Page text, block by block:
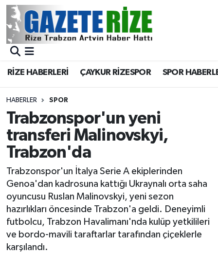
RİZE HABERLERİ ÇAYKUR RİZESPOR SPOR
HABERLER SPOR
Trabzonspor'un yeni
transferi Malinovskyi,
Trabzon'da
Trabzonspor'un İtalya Serie A ekiplerinden
Genoa'dan kadrosuna kattığı Ukraynalı orta saha
oyuncusu Ruslan Malinovskyi, yeni sezon
hazırlıkları öncesinde Trabzon'a geldi. Deneyimli
futbolcu, Trabzon Havalimanı'nda kulüp yetkilileri
ve bordo-mavili taraftarlar tarafından çiçeklerle
karşılandı.
BÖLGEMİZ
Asayiş
Rize Jandarma Komutanlığı
Bilim Teknoloji
Advertising news
Canlı Maç
ÇEVRE
Merkez Nöbetçi Eczaneler
Merkez Trafik Yoğunluk Haritası
Süper Lig Puan Durumu ve Fikstür
Tüm Manşetler
Haber Arşivi